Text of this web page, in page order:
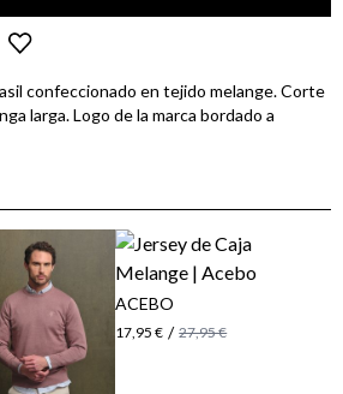
confeccionado en tejido melange. Corte
larga. Logo de la marca bordado a
ACEBO
17,95 € / 27,95 €